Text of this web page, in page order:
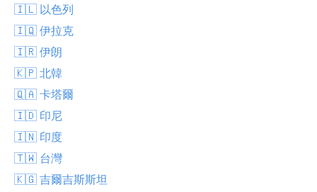
🇮🇱 以色列
🇮🇶 伊拉克
🇮🇷 伊朗
🇰🇵 北韓
🇶🇦 卡塔爾
🇮🇩 印尼
🇮🇳 印度
🇹🇼 台灣
🇰🇬 吉爾吉斯斯坦